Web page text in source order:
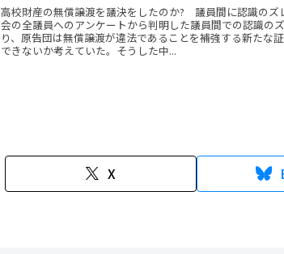
高校財産の無償譲渡を議決をしたのか? 議員間に認識のズ
会の全議員へのアンケートから判明した議員間での認識の
り、原告団は無償譲渡が違法であることを補強する新たな
できないか考えていた。そうした中...
X